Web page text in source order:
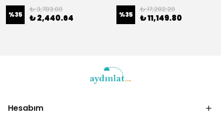
%35
₺ 3,783.00
₺ 2,440.64 %35
₺ 17,282.20
₺ 11,149.80
Hesabım